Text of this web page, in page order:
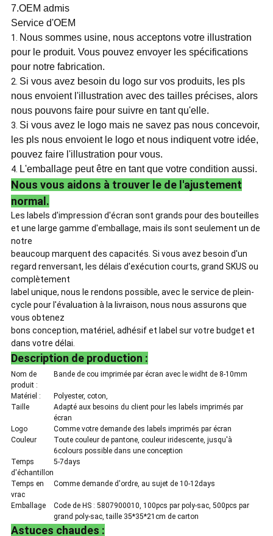
7.OEM admis
Service d'OEM
1. Nous sommes usine, nous acceptons votre illustration
pour le produit. Vous pouvez envoyer les spécifications
pour notre fabrication.
2. Si vous avez besoin du logo sur vos produits, les pls
nous envoient l'illustration avec des tailles précises, alors
nous pouvons faire pour suivre en tant qu'elle.
3. Si vous avez le logo mais ne savez pas nous concevoir,
les pls nous envoient le logo et nous indiquent votre idée,
pouvez faire l'illustration pour vous.
4. L'emballage peut être en tant que votre condition aussi.
Nous vous aidons à trouver le de l'ajustement
normal.
Les labels d'impression d'écran sont grands pour des bouteilles
et une large gamme d'emballage, mais ils sont seulement un de
notre
beaucoup marquent des capacités. Si vous avez besoin d'un
regard renversant, les délais d'exécution courts, grand SKUS ou
complètement
label unique, nous le rendons possible, avec le service de plein-
cycle pour l'évaluation à la livraison, nous nous assurons que
vous obtenez
bons conception, matériel, adhésif et label sur votre budget et
dans votre délai.
Description de production :
Nom de
produit :
Bande de cou imprimée par écran avec le widht de 8-10mm
Matériel :
Polyester, coton,
Taille
Adapté aux besoins du client pour les labels imprimés par
écran
Logo
Comme votre demande des labels imprimés par écran
Couleur
Toute couleur de pantone, couleur iridescente, jusqu'à
6colours possible dans une conception
Temps
d'échantillon
5-7days
Temps en
vrac
Comme demande d'ordre, au sujet de 10-12days
Emballage
Code de HS : 5807900010, 100pcs par poly-sac, 500pcs par
grand poly-sac, taille 35*35*21cm de carton
Astuces chaudes :